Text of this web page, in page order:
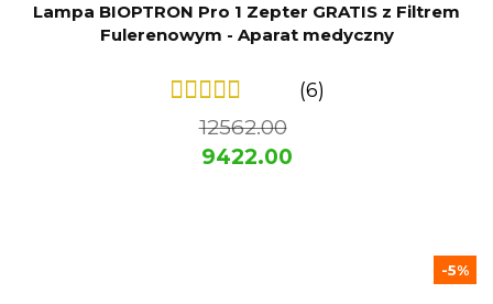
Lampa BIOPTRON Pro 1 Zepter GRATIS z Filtrem
Fulerenowym - Aparat medyczny
(6)
12562.00
9422.00
-5%